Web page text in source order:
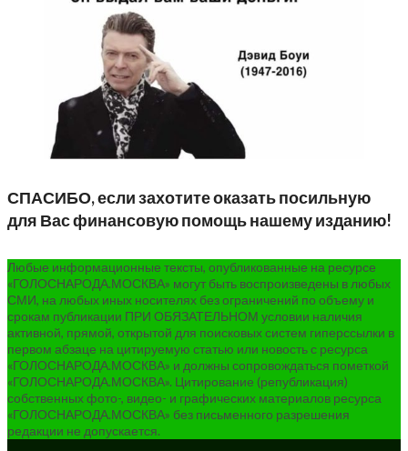
СПАСИБО, если захотите оказать посильную
для Вас финансовую помощь нашему изданию!
Любые информационные тексты, опубликованные на ресурсе
«ГОЛОСНАРОДА.МОСКВА» могут быть воспроизведены в любых
СМИ, на любых иных носителях без ограничений по объему и
срокам публикации ПРИ ОБЯЗАТЕЛЬНОМ условии наличия
активной, прямой, открытой для поисковых систем гиперссылки в
первом абзаце на цитируемую статью или новость с ресурса
«ГОЛОСНАРОДА.МОСКВА» и должны сопровождаться пометкой
«ГОЛОСНАРОДА.МОСКВА». Цитирование (републикация)
собственных фото-, видео- и графических материалов ресурса
«ГОЛОСНАРОДА.МОСКВА» без письменного разрешения
редакции не допускается.